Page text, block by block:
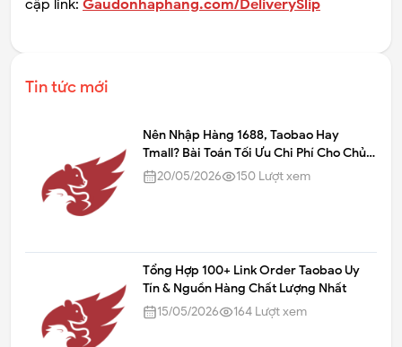
cập link: Gaudonhaphang.com/DeliverySlip
Tin tức mới
Nên Nhập Hàng 1688, Taobao Hay
Tmall? Bài Toán Tối Ưu Chi Phí Cho Chủ
Shop20/05/2026 150Lượt xem
Tổng Hợp 100+ Link Order Taobao Uy
Tín & Nguồn Hàng Chất Lượng Nhất
15/05/2026
164Lượt xem